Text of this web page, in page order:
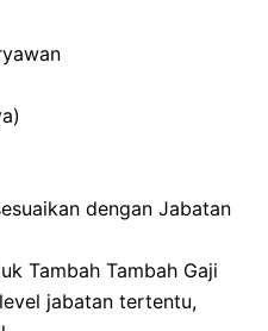
dengan Jabatan
Tambah Tambah Gaji
jabatan tertentu,